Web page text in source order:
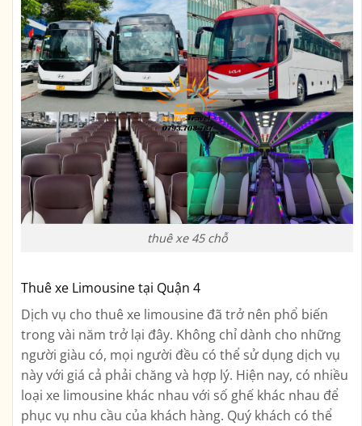
thuê xe 45 chỗ
Thuê xe Limousine tại Quận 4
Dịch vụ cho thuê xe limousine đã trở nên phổ biến
trong vài năm trở lại đây. Không chỉ dành cho những
người giàu có, mọi người đều có thể sử dụng dịch vụ
này với giá cả phải chăng và hợp lý. Hiện nay, có nhiều
loại xe limousine khác nhau với số ghế khác nhau để
phục vụ nhu cầu của khách hàng. Quý khách có thể